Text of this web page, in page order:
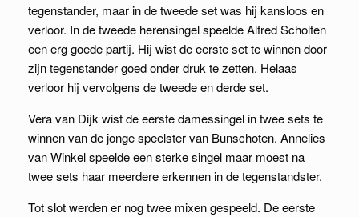
tegenstander, maar in de tweede set was hij kansloos en
verloor. In de tweede herensingel speelde Alfred Scholten
een erg goede partij. Hij wist de eerste set te winnen door
zijn tegenstander goed onder druk te zetten. Helaas
verloor hij vervolgens de tweede en derde set.
Vera van Dijk wist de eerste damessingel in twee sets te
winnen van de jonge speelster van Bunschoten. Annelies
van Winkel speelde een sterke singel maar moest na
twee sets haar meerdere erkennen in de tegenstandster.
Tot slot werden er nog twee mixen gespeeld. De eerste